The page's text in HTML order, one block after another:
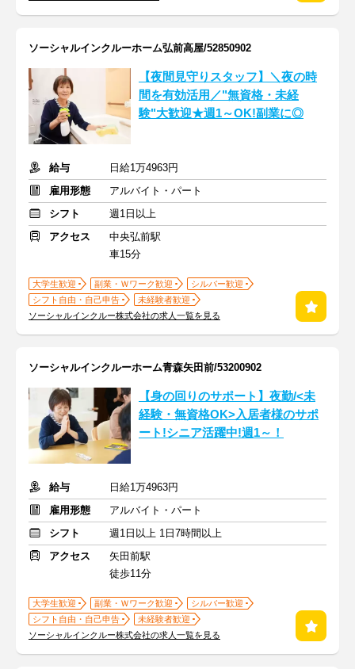
ソーシャルインクルーホーム弘前高屋/52850902
【夜間見守りスタッフ】＼夜の時
間を有効活用／"無資格・未経
験"大歓迎★週1～OK!副業に◎
給与
日給1万4963円
雇用形態
アルバイト・パート
シフト
週1日以上
アクセス
中央弘前駅
車15分
大学生歓迎 副業・Ｗワーク歓迎
シルバー歓迎
シフト自由・自己申告
未経験者歓迎
ソーシャルインクルー株式会社の求人一覧を見る
ソーシャルインクルーホーム青森矢田前/53200902
【身の回りのサポート】夜勤/<未
経験・無資格OK>入居者様のサポ
ート!シニア活躍中!週1～！
給与
日給1万4963円
雇用形態
アルバイト・パート
シフト
週1日以上 1日7時間以上
アクセス
矢田前駅
徒歩11分
大学生歓迎 副業・Ｗワーク歓迎
シルバー歓迎
シフト自由・自己申告
未経験者歓迎
ソーシャルインクルー株式会社の求人一覧を見る